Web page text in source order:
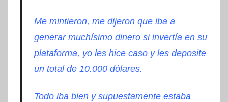
Me mintieron, me dijeron que iba a
generar muchísimo dinero si invertía en su
plataforma, yo les hice caso y les deposite
un total de 10.000 dólares.
Todo iba bien y supuestamente estaba